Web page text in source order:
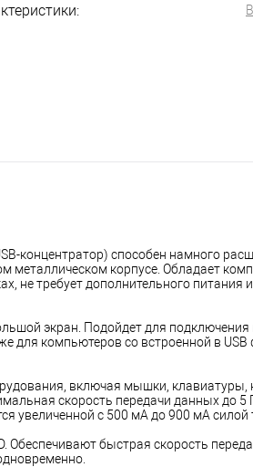
концентратор) способен намного
металлическом корпусе. Обладает
не требует дополнительного питания
экран. Подойдет для подключения
для компьютеров со встроенной в USB
включая мышки, клавиатуры,
скорость передачи данных до 5
увеличенной с 500 мА до 900 мА силой
Обеспечивают быстрая скорость